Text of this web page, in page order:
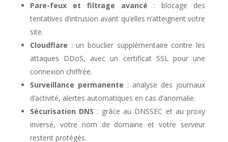
Pare-feux et filtrage avancé : blocage des
tentatives d’intrusion avant qu’elles n’atteignent votre
site.
Cloudflare : un bouclier supplémentaire contre les
attaques DDoS, avec un certificat SSL pour une
connexion chiffrée.
Surveillance permanente : analyse des journaux
d’activité, alertes automatiques en cas d’anomalie.
Sécurisation DNS : grâce au DNSSEC et au proxy
inversé, votre nom de domaine et votre serveur
restent protégés.